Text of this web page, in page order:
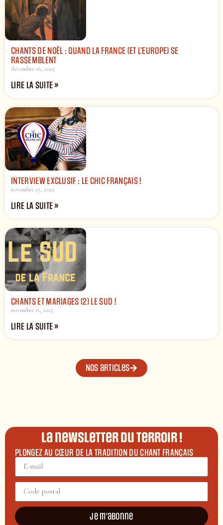
CHANTS DE NOËL : QUAND LA FRANCE (ET L’EUROPE) SE
RASSEMBLENT
décembre 16, 2025
LIRE LA SUITE »
INTERVIEW EXCLUSIF : LE CHIC FRANÇAIS !
novembre 27, 2025
LIRE LA SUITE »
CHANTS ET MARIAGES (2) LE SUD !
novembre 11, 2025
LIRE LA SUITE »
Nos articles
La newsletter du terroir !
PLONGEZ AU CŒUR DE LA TRADITION DU CHANT FRANÇAIS
Je m'abonne